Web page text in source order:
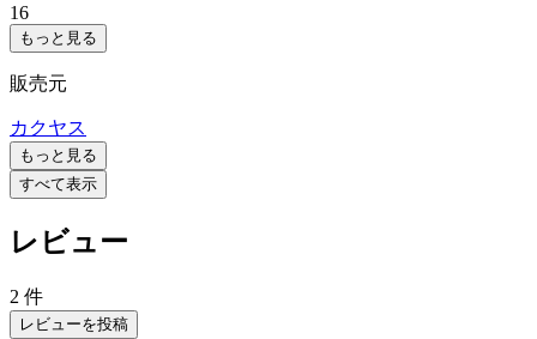
16
もっと見る
販売元
カクヤス
もっと見る
すべて表示
レビュー
2 件
レビューを投稿